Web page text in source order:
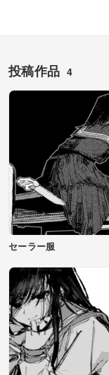
投稿作品 4
セーラー服